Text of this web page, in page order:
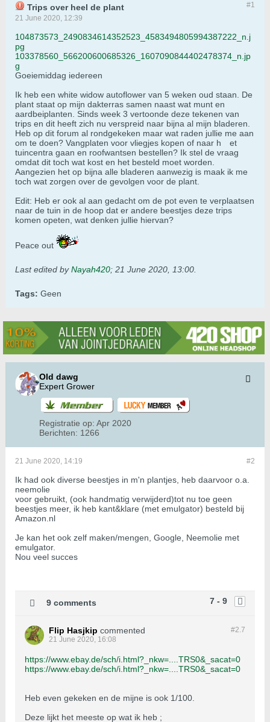
#1
Trips over heel de plant
21 June 2020, 12:39
104873573_2490834614352523_4583494805994387222_n.j
pg
103378560_566200600685326_1607090844402478374_n.jp
g
Goeiemiddag iedereen
Ik heb een white widow autoflower van 5 weken oud staan. De
plant staat op mijn dakterras samen naast wat munt en
aardbeiplanten. Sinds week 3 vertoonde deze tekenen van
trips en dit heeft zich nu verspreid naar bijna al mijn bladeren.
Heb op dit forum al rondgekeken maar wat raden jullie me aan
om te doen? Vangplaten voor vliegjes kopen of naar h
​ et
tuincentra gaan en roofwantsen bestellen? Ik stel de vraag
omdat dit toch wat kost en het besteld moet worden.
Aangezien het op bijna alle bladeren aanwezig is maak ik me
toch wat zorgen over de gevolgen voor de plant.
Edit: Heb er ook al aan gedacht om de pot even te verplaatsen
naar de tuin in de hoop dat er andere beestjes deze trips
komen opeten, wat denken jullie hiervan?
Peace out
Last edited byNayah420; 21 June 2020, 13:00
Tags: Geen
Old dawg
Expert Grower
Registratie op: Apr 2020
Berichten: 1266
#2
21 June 2020, 14:19
Ik had ook diverse beestjes in m'n plantjes, heb daarvoor o.a.
neemolie
voor gebruikt, (ook handmatig verwijderd)tot nu toe geen
beestjes meer, ik heb kant&klare (met emulgator) besteld bij
Amazon.nl
Je kan het ook zelf maken/mengen, Google, Neemolie met
emulgator.
Nou veel succes
7 - 9
9 comments
#2.7
Flip Hasjkip commented
21 June 2020, 16:08
https://www.ebay.de/sch/i.html?_nkw=....TRS0&_sacat=0
https://www.ebay.de/sch/i.html?_nkw=....TRS0&_sacat=0
Heb even gekeken en de mijne is ook 1/100.
Deze lijkt het meeste op wat ik heb ;